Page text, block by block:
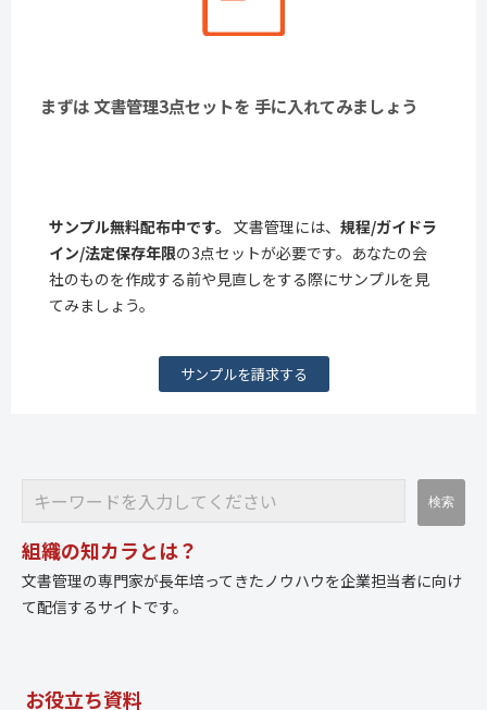
まずは 文書管理3点セットを 手に入れてみましょう
サンプル無料配布中です。 文書管理には、 規程/ガイドラ
イン/法定保存年限の3点セットが必要です。あなたの会
社のものを作成する前や見直しをする際にサンプルを見
てみましょう。
サンプルを請求する
組織の知カラとは？
文書管理の専門家が長年培ってきたノウハウを企業担当者に向け
て配信するサイトです。
お役立ち資料